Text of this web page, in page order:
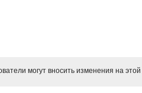
могут вносить изменения на